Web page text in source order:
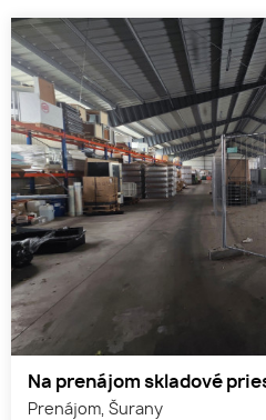
Na prenájom skladové
Prenájom, Šurany